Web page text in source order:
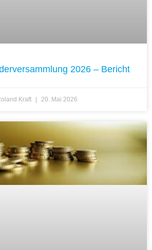
2026 – Bericht
Kraft 20. Mai 2026